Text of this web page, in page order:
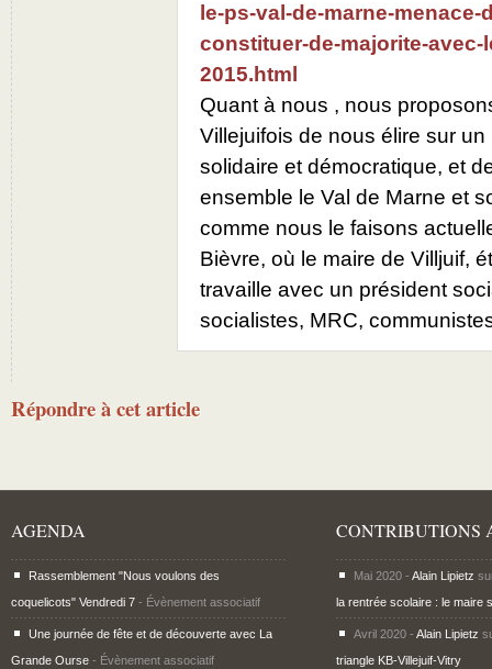
le-ps-val-de-marne-menace-
constituer-de-majorite-avec-
2015.html
Quant à nous , nous
Villejuifois de nous élire sur
solidaire et démocratique, et
ensemble le Val de Marne et
comme nous le faisons
Bièvre, où le maire de Villjuif,
travaille avec un président
socialistes, MRC,
Répondre à cet article
AGENDA
Rassemblement "Nous voulons des
coquelicots" Vendredi 7 - Évènement associatif
Une journée de fête et de découverte avec La
Grande Ourse - Évènement associatif
CONTRIBUTIONS
Mai 2020 - Alain Lipietz
la rentrée scolaire : le maire
Avril 2020 - Alain Lipietz
triangle KB-Villejuif-Vitry